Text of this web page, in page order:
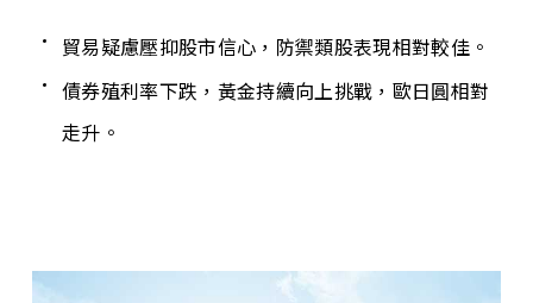
貿易疑慮壓抑股市信心，防禦類股表現相對較佳。
債券殖利率下跌，黃金持續向上挑戰，歐日圓相對
走升。